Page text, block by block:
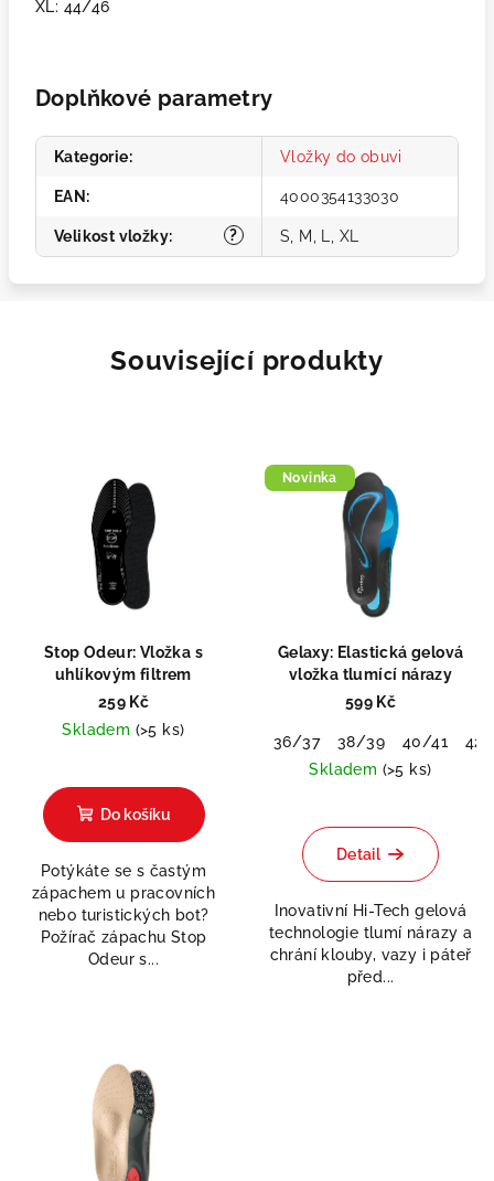
XL: 44/46
Doplňkové parametry
Kategorie: Vložky do obuvi
EAN : 4000354133030
?
Velikost vložky: S, M, L, XL
Související produkty
Stop Odeur: Vložka s
uhlíkovým filtrem
259 Kč
Skladem (>5 ks)
Do košíku
Potýkáte se s častým
zápachem u pracovních
nebo turistických bot?
Požírač zápachu Stop
Odeur s...
Novinka
Gelaxy: Elastická gelová
vložka tlumící nárazy
599 Kč
36/37 38/39 40/41
42/
Skladem (>5 ks)
hodnocení
produktu
z
5
hvězdiček.
Detail
Inovativní Hi-Tech gelová
technologie tlumí nárazy a
chrání klouby, vazy i páteř
před...